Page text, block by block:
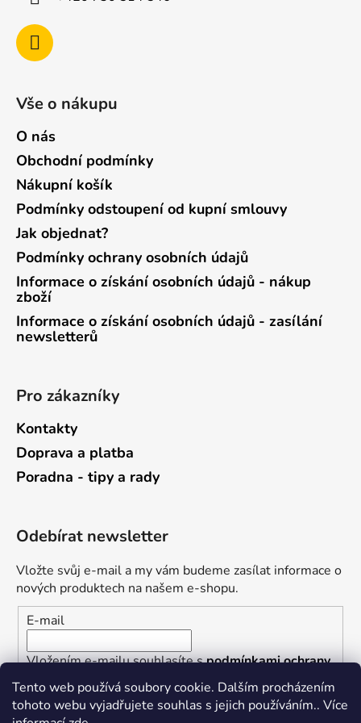
Tento web používá soubory cookie. Dalším procházením
tohoto webu vyjadřujete souhlas s jejich používáním.. Více
Vše o nákupu
O nás
Obchodní podmínky
Nákupní košík
Podmínky odstoupení od kupní smlouvy
Jak objednat?
Podmínky ochrany osobních údajů
Informace o získání osobních údajů - nákup
zboží
Informace o získání osobních údajů - zasílání
newsletterů
Pro zákazníky
Kontakty
Doprava a platba
Poradna - tipy a rady
Odebírat newsletter
Vložte svůj e-mail a my vám budeme zasílat informace o
nových produktech na našem e-shopu.
E-mail
Vložením e-mailu souhlasíte spodmínkami ochrany
osobních údajů
PŘIHLÁSIT SE